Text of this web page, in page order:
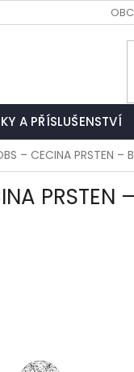
A PŘÍSLUŠENSTVÍ
– CECINA PRSTEN –
PRSTEN